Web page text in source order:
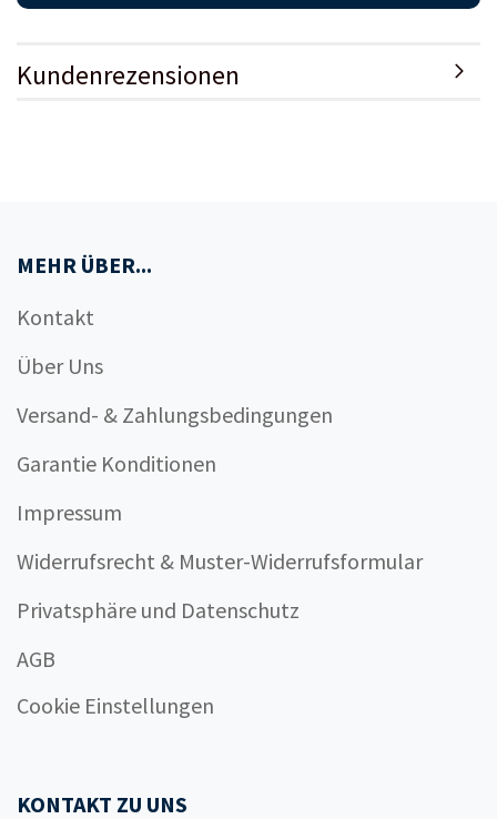
Kundenrezensionen
MEHR ÜBER...
Kontakt
Über Uns
Versand- & Zahlungsbedingungen
Garantie Konditionen
Impressum
Widerrufsrecht & Muster-Widerrufsformular
Privatsphäre und Datenschutz
AGB
Cookie Einstellungen
KONTAKT ZU UNS